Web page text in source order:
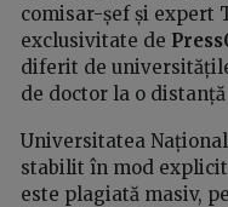
comisar-șef și expert
exclusivitate de
diferit de
de doctor la o
Universitatea
stabilit în mod explicit
este plagiată masiv,